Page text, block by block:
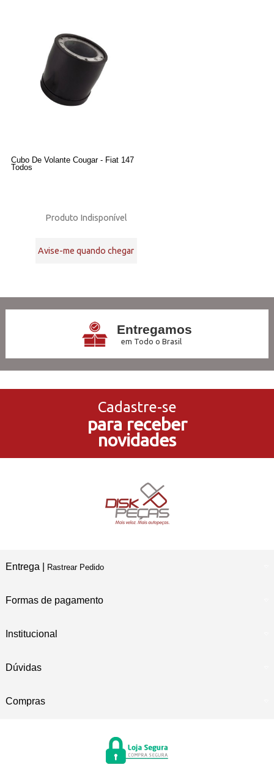
Cubo De Volante Cougar - Fiat 147
Todos
Produto Indisponível
Avise-me quando chegar
Entregamos
em Todo o Brasil
no Cartão de Crédito
5% de Desconto
no Pagamento PIX
Em Nossas Lojas Físicas
Cadastre-se
para receber
novidades
Entrega | Rastrear Pedido
Formas de pagamento
Institucional
Dúvidas
Compras